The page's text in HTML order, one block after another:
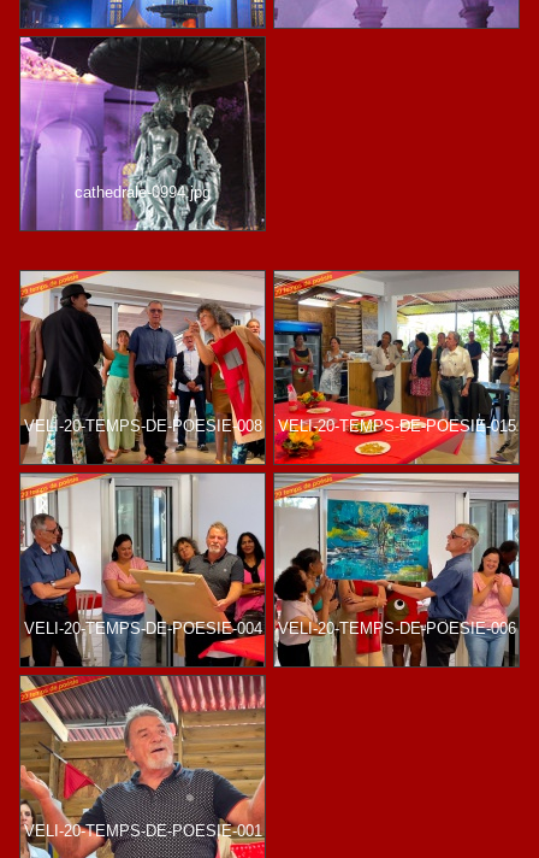
cathedrale-0994.jpg
VELI-20-TEMPS-DE-POESIE-008 VELI-20-TEMPS-DE-POESIE-015
VELI-20-TEMPS-DE-POESIE-004 VELI-20-TEMPS-DE-POESIE-006
VELI-20-TEMPS-DE-POESIE-001